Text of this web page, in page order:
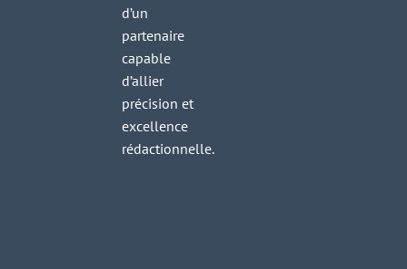
d’un
partenaire
capable
d’allier
précision et
excellence
rédactionnelle.